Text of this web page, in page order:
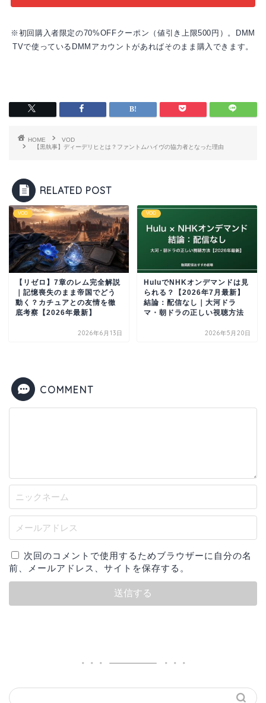
※初回購入者限定の70%OFFクーポン（値引き上限500円）。DMM
TVで使っているDMMアカウントがあればそのまま購入できます。
HOME
VOD
【黒執事】ディーデリヒとは？ファントムハイヴの協力者となった理由
RELATED POST
VOD
【リゼロ】7章のレム完全解説
｜記憶喪失のまま帝国でどう
動く？カチュアとの友情を徹
底考察【2026年最新】
2026年6月13日
VOD
HuluでNHKオンデマンドは見
られる？【2026年7月最新】
結論：配信なし｜大河ドラ
マ・朝ドラの正しい視聴方法
2026年5月20日
COMMENT
次回のコメントで使用するためブラウザーに自分の名
前、メールアドレス、サイトを保存する。